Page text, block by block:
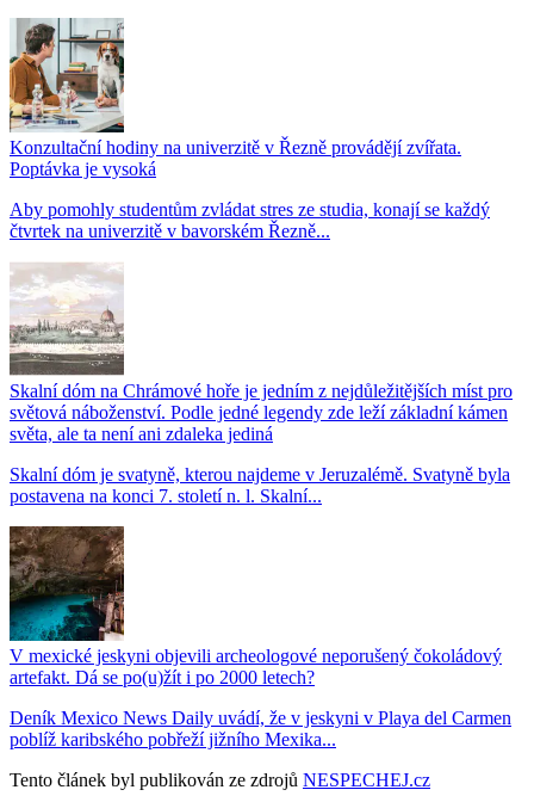
Konzultační hodiny na univerzitě v Řezně provádějí zvířata.
Poptávka je vysoká
Aby pomohly studentům zvládat stres ze studia, konají se každý
čtvrtek na univerzitě v bavorském Řezně...
Skalní dóm na Chrámové hoře je jedním z nejdůležitějších míst pro
světová náboženství. Podle jedné legendy zde leží základní kámen
světa, ale ta není ani zdaleka jediná
Skalní dóm je svatyně, kterou najdeme v Jeruzalémě. Svatyně byla
postavena na konci 7. století n. l. Skalní...
V mexické jeskyni objevili archeologové neporušený čokoládový
artefakt. Dá se po(u)žít i po 2000 letech?
Deník Mexico News Daily uvádí, že v jeskyni v Playa del Carmen
poblíž karibského pobřeží jižního Mexika...
Tento článek byl publikován ze zdrojů NESPECHEJ.cz